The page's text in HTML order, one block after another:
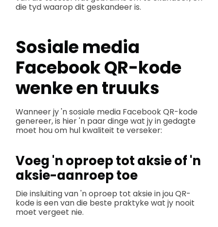
die tyd waarop dit geskandeer is.
Sosiale media
Facebook QR-kode
wenke en truuks
Wanneer jy 'n sosiale media Facebook QR-kode
genereer, is hier 'n paar dinge wat jy in gedagte
moet hou om hul kwaliteit te verseker:
Voeg 'n oproep tot aksie of 'n
aksie-aanroep toe
Die insluiting van 'n oproep tot aksie in jou QR-
kode is een van die beste praktyke wat jy nooit
moet vergeet nie.